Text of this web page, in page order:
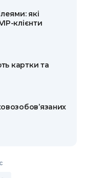
які
клієнти
картки та